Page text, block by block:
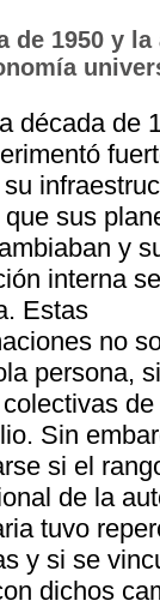
de 1950 y
década de
sus
y
interna
Estas
no
persona,
Sin
si el
de la
tuvo
y si se
dichos